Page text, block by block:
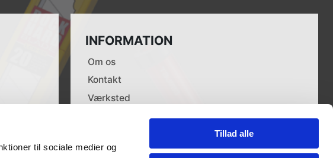
til sociale medier og
Tillad alle
INFORMATION
Om os
Kontakt
Værksted
Forhandlere